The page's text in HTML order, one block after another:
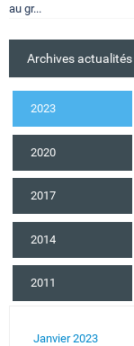
au gr...
Archives actualités
2023
2020
2017
2014
2011
Janvier 2023